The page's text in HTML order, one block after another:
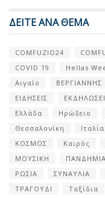
ΔΕΙΤΕ ΑΝΑ ΘΕΜΑ
COMFUZIO24
COVID 19
Hellas
Αιγαίο
ΒΕΡΓΙΑΝΝΗΣ
ΕΙΔΗΣΕΙΣ
Ελλάδα
Ηρώδειο
Θεσσαλονίκη
Ιταλία
ΚΟΣΜΟΣ
Καιρός
ΜΟΥΣΙΚΗ
ΠΑΝΔΗΜΙΑ
ΡΩΣΙΑ
ΣΥΝΑΥΛΙΑ
ΤΡΑΓΟΥΔΙ
Ταξίδια